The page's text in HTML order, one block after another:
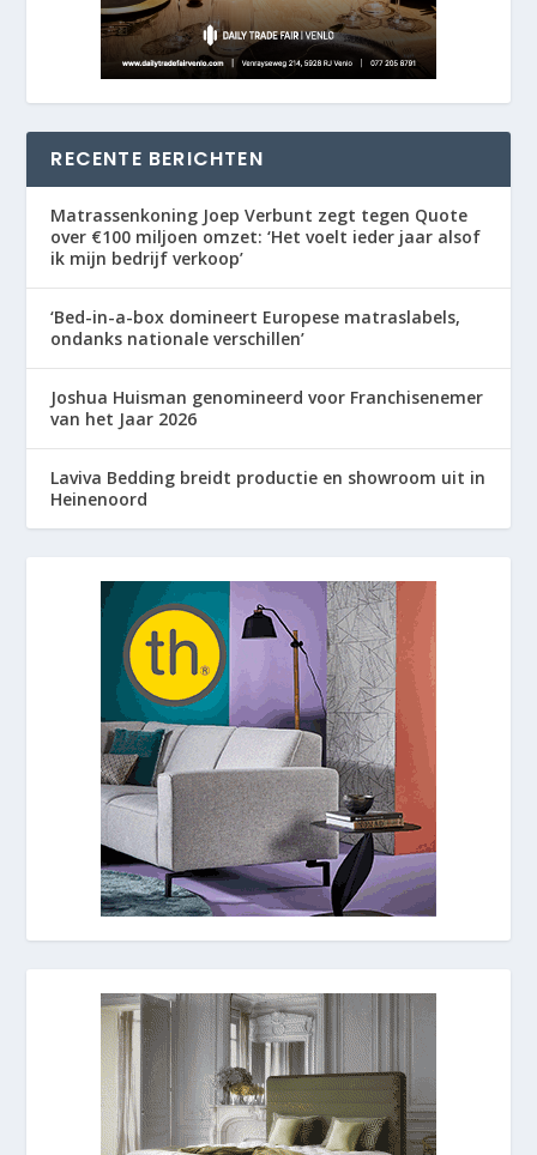
RECENTE BERICHTEN
Matrassenkoning Joep Verbunt zegt tegen Quote
over €100 miljoen omzet: ‘Het voelt ieder jaar alsof
ik mijn bedrijf verkoop’
‘Bed-in-a-box domineert Europese matraslabels,
ondanks nationale verschillen’
Joshua Huisman genomineerd voor Franchisenemer
van het Jaar 2026
Laviva Bedding breidt productie en showroom uit in
Heinenoord